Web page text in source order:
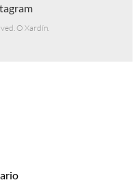
O Xardín.